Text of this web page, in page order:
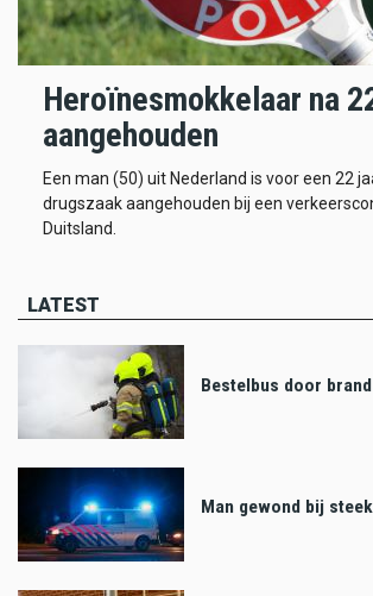
Heroïnesmokkelaar na
aangehouden
Een man (50) uit Nederland is voor een 22
drugszaak aangehouden bij een
Duitsland.
LATEST
Bestelbus door
Man gewond bij